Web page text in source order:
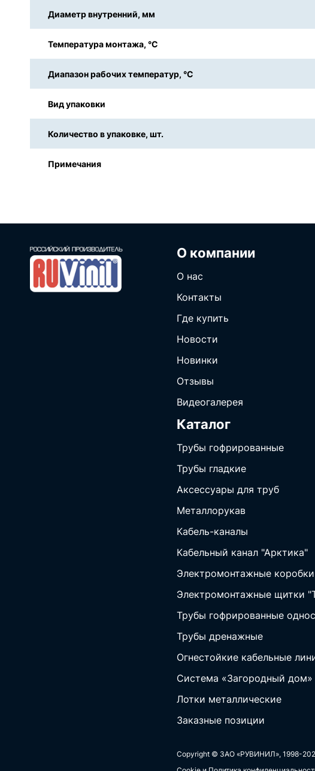
Диаметр внутренний, мм
Температура монтажа, °С
Диапазон рабочих температур, °С
Вид упаковки
Количество в упаковке, шт.
Примечания
О компании
О нас
Контакты
Где купить
Новости
Новинки
Отзывы
Видеогалерея
Каталог
Трубы гофрированные
Трубы гладкие
Аксессуары для труб
Металлорукав
Кабель-каналы
Кабельный канал "Арктика"
Электромонтажные
Электромонтажные щитки
Трубы гофрированные
Трубы дренажные
Огнестойкие кабельные
Система «Загородный дом»
Лотки металлические
Заказные позиции
Copyright © ЗАО «РУВИНИЛ», 1998-